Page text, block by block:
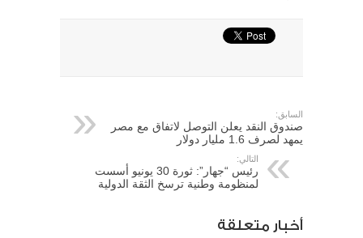
السابق:
صندوق النقد يعلن التوصل لاتفاق مع مصر
يمهد لصرف 1.6 مليار دولار
التالي:
رئيس “جهار”: ثورة 30 يونيو أسست
لمنظومة وطنية ترسخ الثقة الدولية
أخبار متعلقة